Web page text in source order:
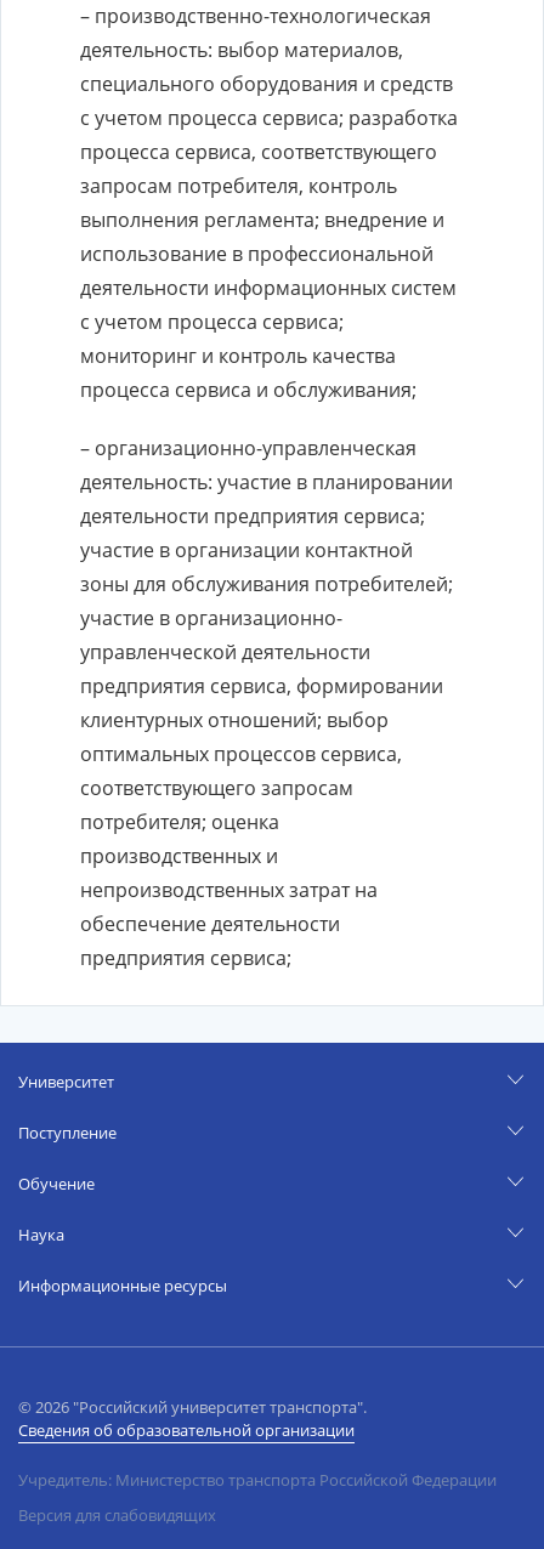
– производственно-технологическая
деятельность: выбор материалов,
специального оборудования и средств
с учетом процесса сервиса; разработка
процесса сервиса, соответствующего
запросам потребителя, контроль
выполнения регламента; внедрение и
использование в профессиональной
деятельности информационных систем
с учетом процесса сервиса;
мониторинг и контроль качества
процесса сервиса и обслуживания;
– организационно-управленческая
деятельность: участие в планировании
деятельности предприятия сервиса;
участие в организации контактной
зоны для обслуживания потребителей;
участие в организационно-
управленческой деятельности
предприятия сервиса, формировании
клиентурных отношений; выбор
оптимальных процессов сервиса,
соответствующего запросам
потребителя; оценка
производственных и
непроизводственных затрат на
обеспечение деятельности
предприятия сервиса;
Университет
Поступление
Обучение
Наука
Информационные ресурсы
© 2026 "Российский университет транспорта".
Сведения об образовательной организации
Учредитель: Министерство транспорта Российской Федерации
Версия для слабовидящих